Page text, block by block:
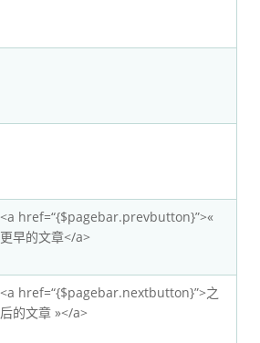
<a href=“{$pagebar.prevbutton}”>«
更早的文章</a>
<a href=“{$pagebar.nextbutton}”>之
后的文章 »</a>